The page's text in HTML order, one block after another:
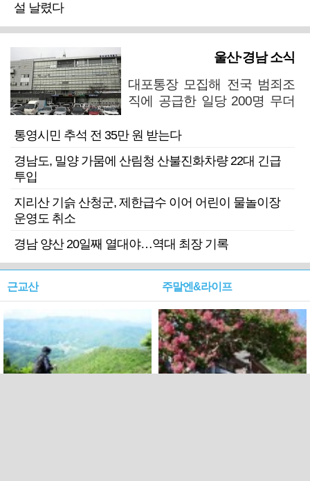
설 날렸다
울산·경남 소식
대포통장 모집해 전국 범죄조
직에 공급한 일당 200명 무더
통영시민 추석 전 35만 원 받는다
경남도, 밀양 가뭄에 산림청 산불진화차량 22대 긴급
투입
지리산 기슭 산청군, 제한급수 이어 어린이 물놀이장
운영도 취소
경남 양산 20일째 열대야…역대 최장 기록
근교산 주말엔&라이프